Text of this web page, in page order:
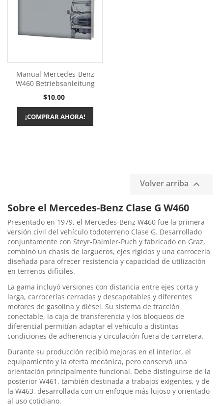
Manual Mercedes-Benz
W460 Betriebsanleitung
Precio
$10,00
¡COMPRAR AHORA!
Volver arriba 
Sobre el Mercedes-Benz Clase G W460
Presentado en 1979, el Mercedes-Benz W460 fue la primera
versión civil del vehículo todoterreno Clase G. Desarrollado
conjuntamente con Steyr-Daimler-Puch y fabricado en Graz,
combinó un chasis de largueros, ejes rígidos y una carrocería
diseñada para ofrecer resistencia y capacidad de utilización
en terrenos difíciles.
La gama incluyó versiones con distancia entre ejes corta y
larga, carrocerías cerradas y descapotables y diferentes
motores de gasolina y diésel. Su sistema de tracción
conectable, la caja de transferencia y los bloqueos de
diferencial permitían adaptar el vehículo a distintas
condiciones de adherencia y circulación fuera de carretera.
Durante su producción recibió mejoras en el interior, el
equipamiento y la oferta mecánica, pero conservó una
orientación principalmente funcional. Debe distinguirse de la
posterior W461, también destinada a trabajos exigentes, y de
la W463, desarrollada con un enfoque más lujoso y orientado
al uso cotidiano.